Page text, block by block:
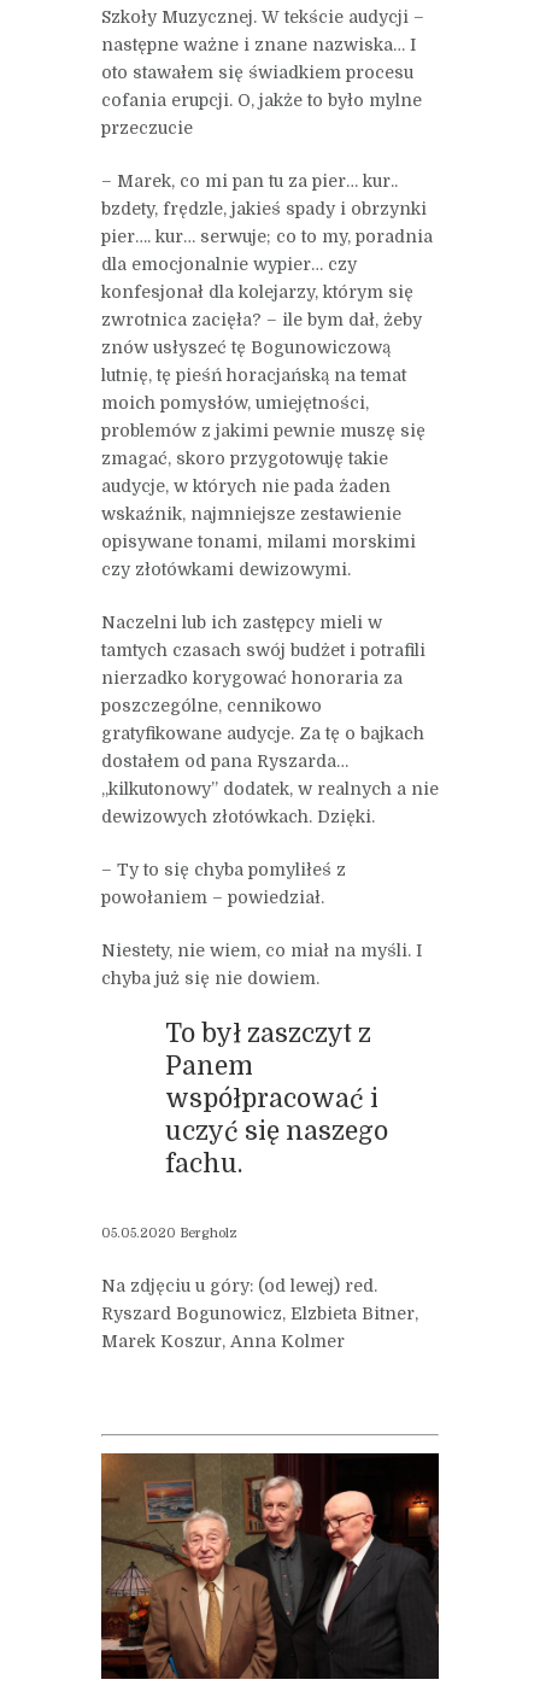
Szkoły Muzycznej. W tekście audycji –
następne ważne i znane nazwiska… I
oto stawałem się świadkiem procesu
cofania erupcji. O, jakże to było mylne
przeczucie
– Marek, co mi pan tu za pier… kur..
bzdety, frędzle, jakieś spady i obrzynki
pier…. kur… serwuje; co to my, poradnia
dla emocjonalnie wypier… czy
konfesjonał dla kolejarzy, którym się
zwrotnica zacięła? – ile bym dał, żeby
znów usłyszeć tę Bogunowiczową
lutnię, tę pieśń horacjańską na temat
moich pomysłów, umiejętności,
problemów z jakimi pewnie muszę się
zmagać, skoro przygotowuję takie
audycje, w których nie pada żaden
wskaźnik, najmniejsze zestawienie
opisywane tonami, milami morskimi
czy złotówkami dewizowymi.
Naczelni lub ich zastępcy mieli w
tamtych czasach swój budżet i potrafili
nierzadko korygować honoraria za
poszczególne, cennikowo
gratyfikowane audycje. Za tę o bajkach
dostałem od pana Ryszarda…
„kilkutonowy” dodatek, w realnych a nie
dewizowych złotówkach. Dzięki.
– Ty to się chyba pomyliłeś z
powołaniem – powiedział.
Niestety, nie wiem, co miał na myśli. I
chyba już się nie dowiem.
To był zaszczyt z
Panem
współpracować i
uczyć się naszego
fachu.
05.05.2020 Bergholz
Na zdjęciu u góry: (od lewej) red.
Ryszard Bogunowicz, Elzbieta Bitner,
Marek Koszur, Anna Kolmer